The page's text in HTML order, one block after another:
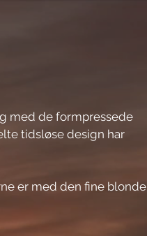
med de formpressede
tidsløse design har
er med den fine blonde
godt valg også som T-